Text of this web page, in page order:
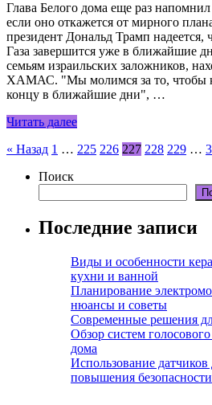
Глава Белого дома еще раз
если оно откажется от мирного
президент Дональд Трамп надеется,
Газа завершится уже в ближайшие
семьям израильских заложников,
ХАМАС. "Мы молимся за то, чтобы
концу в ближайшие дни", …
Читать далее
Пагинация
записей
« Назад 1 … 225 226 227 228 229 …
Поиск
Последние записи
Виды и особенности
кухни и ванной
Планирование
нюансы и советы
Современные решения
Обзор систем
дома
Использование
повышения безопасности